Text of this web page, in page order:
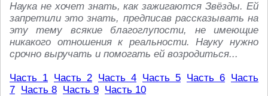
Наука не хочет знать, как зажигаются Звёзды. Ей
запретили это знать, предписав рассказывать на
эту тему всякие благоглупости, не имеющие
никакого отношения к реальности. Науку нужно
срочно выручать и помогать ей возродиться...
Часть 1 Часть 2 Часть 4 Часть 5 Часть 6 Часть
7 Часть 8 Часть 9 Часть 10